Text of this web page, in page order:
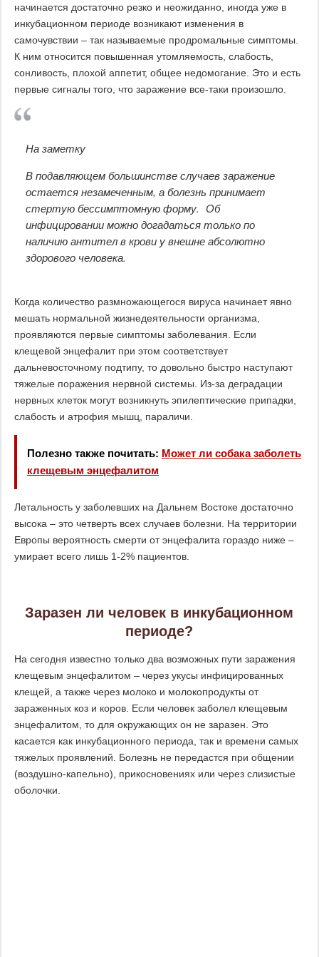
начинается достаточно резко и неожиданно, иногда уже в
инкубационном периоде возникают изменения в
самочувствии – так называемые продромальные симптомы.
К ним относится повышенная утомляемость, слабость,
сонливость, плохой аппетит, общее недомогание. Это и есть
первые сигналы того, что заражение все-таки произошло.
На заметку
В подавляющем большинстве случаев заражение
остается незамеченным, а болезнь принимает
стертую бессимптомную форму. Об
инфицировании можно догадаться только по
наличию антител в крови у внешне абсолютно
здорового человека.
Когда количество размножающегося вируса начинает явно
мешать нормальной жизнедеятельности организма,
проявляются первые симптомы заболевания. Если
клещевой энцефалит при этом соответствует
дальневосточному подтипу, то довольно быстро наступают
тяжелые поражения нервной системы. Из-за деградации
нервных клеток могут возникнуть эпилептические припадки,
слабость и атрофия мышц, параличи.
Полезно также почитать: Может ли собака заболеть
клещевым энцефалитом
Летальность у заболевших на Дальнем Востоке достаточно
высока – это четверть всех случаев болезни. На территории
Европы вероятность смерти от энцефалита гораздо ниже –
умирает всего лишь 1-2% пациентов.
Заразен ли человек в инкубационном
периоде?
На сегодня известно только два возможных пути заражения
клещевым энцефалитом – через укусы инфицированных
клещей, а также через молоко и молокопродукты от
зараженных коз и коров. Если человек заболел клещевым
энцефалитом, то для окружающих он не заразен. Это
касается как инкубационного периода, так и времени самых
тяжелых проявлений. Болезнь не передастся при общении
(воздушно-капельно), прикосновениях или через слизистые
оболочки.